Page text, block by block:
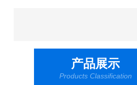
产品展示
Products Classification